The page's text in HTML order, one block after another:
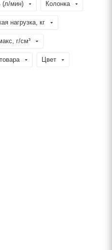
(л/мин) Колонка
нагрузка, кг
г/см³
Цвет